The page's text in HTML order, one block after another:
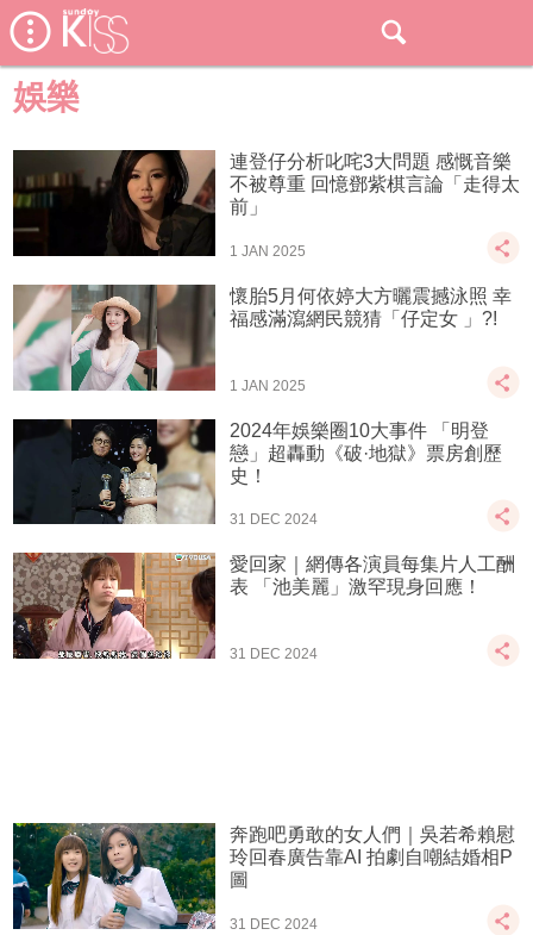
娛樂
連登仔分析叱咤3大問題 感慨音樂
不被尊重 回憶鄧紫棋言論「走得太
前」
1 JAN 2025
懷胎5月何依婷大方曬震撼泳照 幸
福感滿瀉網民競猜「仔定女 」?!
1 JAN 2025
2024年娛樂圈10大事件 「明登
戀」超轟動《破·地獄》票房創歷
史！
31 DEC 2024
愛回家｜網傳各演員每集片人工酬
表 「池美麗」激罕現身回應！
31 DEC 2024
奔跑吧勇敢的女人們｜吳若希賴慰
玲回春廣告靠AI 拍劇自嘲結婚相P
圖
31 DEC 2024